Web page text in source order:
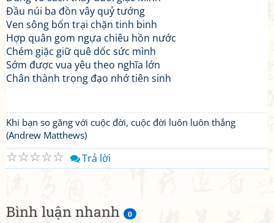
Bình luận nhanh 0
Đầu núi ba đồn vây quỷ tướng
Ven sông bốn trại chặn tinh binh
Hợp quân gom ngựa chiêu hồn nước
Chém giặc giữ quê dốc sức mình
Sớm được vua yêu theo nghĩa lớn
Chân thành trọng đạo nhớ tiên sinh
Khi bạn so găng với cuộc đời, cuộc đời luôn luôn thắng
(Andrew Matthews)
☆
☆
☆
☆
☆ Trả lời